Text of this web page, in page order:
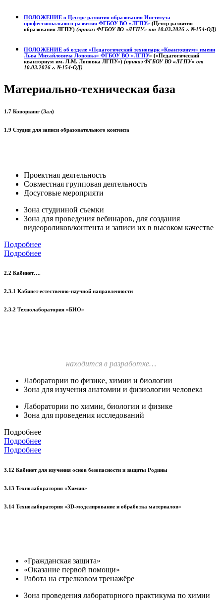
ПОЛОЖЕНИЕ о Центре развития образования Института
профессионального развития ФГБОУ ВО «ЛГПУ» (Центр развития
образования ЛГПУ) (приказ ФГБОУ ВО «ЛГПУ» от 10.03.2026 г. №154-ОД)
ПОЛОЖЕНИЕ об отделе «Педагогический технопарк «Кванториум» имени
Льва Михайловича Лоповка» ФГБОУ ВО «ЛГПУ» («Педагогический
кванториум им. Л.М. Лоповка ЛГПУ») (приказ ФГБОУ ВО «ЛГПУ» от
10.03.2026 г. №154-ОД)
Материально-техническая база
1.7 Коворкинг (Зал)
1.9 Студия для записи образовательного контента
Проектная деятельность
Совместная групповая деятельность
Досуговые мероприяти
Зона студииной съемки
Зона для проведения вебинаров, для создания
видеороликов/контента и записи их в высоком качестве
Подробнее
Подробнее
2.2 Кабинет….
2.3.1 Кабинет естественно-научной направленности
2.3.2 Технолаборатория «БИО»
находится в разработке…
Лаборатории по физике, химии и биологии
Зона для изучения анатомии и физиологии человека
Лаборатории по химии, биологии и физике
Зона для проведения исследований
Подробнее
Подробнее
Подробнее
3.12 Кабинет для изучения основ безопасности и защиты Родины
3.13 Технолаборатория «Химия»
3.14 Технолаборатория «3D-моделирование и обработка материалов»
«Гражданская защита»
«Оказание первой помощи»
Работа на стрелковом тренажёре
Зона проведения лабораторного практикума по химии